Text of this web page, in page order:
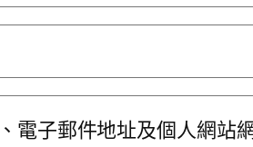
電子郵件地址及個人網站